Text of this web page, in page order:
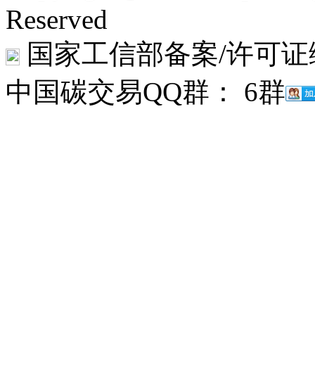
Reserved
国家工信部备案/许可
中国碳交易QQ群： 6群